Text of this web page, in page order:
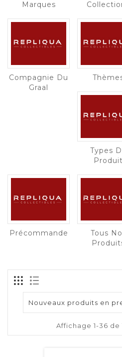
Marques
Compagnie Du
Graal
Types
Produit
Précommande
Tous
Nouveaux produits en
Affichage 1-36 de